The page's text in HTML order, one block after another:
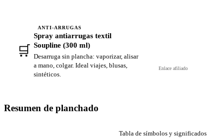
🛒
ANTI-ARRUGAS
Spray antiarrugas textil
Soupline (300 ml)
Desarruga sin plancha: vaporizar, alisar
a mano, colgar. Ideal viajes, blusas,
sintéticos.
Enlace afiliado
Resumen de planchado
Tabla de símbolos y significados